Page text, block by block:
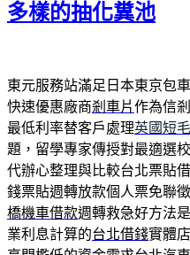
多樣的抽化糞池
東元服務站滿足日本東京包
快速優惠廠商剎車片作為信
最低利率替客戶處理英國短
題，留學專家傳授對最適選
代辦心整理與比較台北票貼
錢票貼週轉放款個人票免聯
橋機車借款週轉救急好方法
業利息計算的台北借錢實體